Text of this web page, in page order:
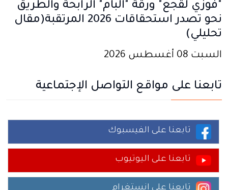
"فوزي لقجع" ورقة "البام" الرابحة والطريق
نحو تصدر استحقاقات 2026 المرتقبة(مقال
تحليلي)
السبت 08 أغسطس 2026
تابعنا على مواقع التواصل الإجتماعية
تابعنا على الفيسبوك
تابعنا على اليوتيوب